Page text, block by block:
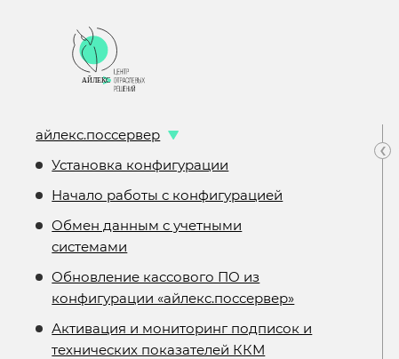
айлекс.поссервер
Установка конфигурации
Начало работы с конфигурацией
Обмен данным с учетными
системами
Обновление кассового ПО из
конфигурации «айлекс.поссервер»
Активация и мониторинг подписок и
технических показателей ККМ
‹